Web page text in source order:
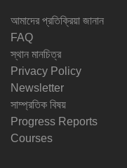
আমাদের প্রতিক্রিয়া জানান
FAQ
স্থান মানচিত্র
Privacy Policy
Newsletter
সাম্প্রতিক বিষয়
Progress Reports
Courses